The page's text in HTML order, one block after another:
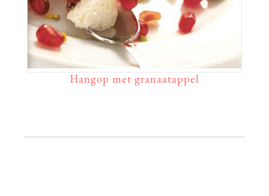
Hangop met granaatappel